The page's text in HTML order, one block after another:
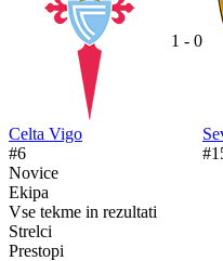
1 - 0
Celta Vigo
#6
Novice
Ekipa
Vse tekme in rezultati
Strelci
Prestopi